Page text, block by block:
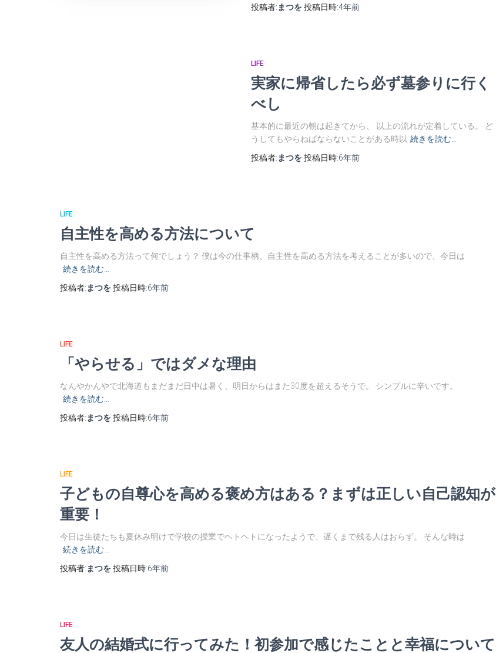
投稿者: まつを投稿日時:4年前
LIFE
実家に帰省したら必ず墓参りに行く
べし
基本的に最近の朝は起きてから、 以上の流れが定着している。 ど
うしてもやらねばならないことがある時以 続きを読む…
投稿者: まつを投稿日時:6年前
LIFE
自主性を高める方法について
自主性を高める方法って何でしょう？ 僕は今の仕事柄、自主性を高める方法を考えることが多いので、今日は
続きを読む…
投稿者: まつを投稿日時:6年前
LIFE
「やらせる」ではダメな理由
なんやかんやで北海道もまだまだ日中は暑く、明日からはまた30度を超えるそうで。 シンプルに辛いです。
続きを読む…
投稿者: まつを投稿日時:6年前
LIFE
子どもの自尊心を高める褒め方はある？まずは正しい自己認知が
重要！
今日は生徒たちも夏休み明けで学校の授業でヘトヘトになったようで、遅くまで残る人はおらず。 そんな時は
続きを読む…
投稿者: まつを投稿日時:6年前
LIFE
友人の結婚式に行ってみた！初参加で感じたことと幸福について